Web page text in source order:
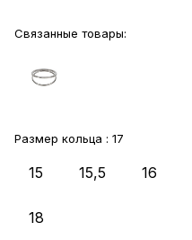
Связанные товары:
Размер кольца : 17
15 15,5 16
18